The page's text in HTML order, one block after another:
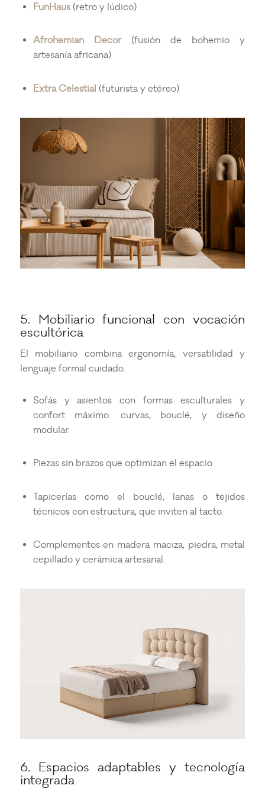
FunHaus(retro y lúdico)
Afrohemian Decor(fusión de bohemio y
artesanía africana)
Extra Celestial (futurista y etéreo)
5. Mobiliario funcional con vocación
escultórica
El mobiliario combina ergonomía, versatilidad y
lenguaje formal cuidado.
Sofás y asientos con formas esculturales y
confort máximo: curvas, bouclé, y diseño
modular.
Piezas sin brazos que optimizan el espacio.
Tapicerías como el bouclé, lanas o tejidos
técnicos con estructura, que inviten al tacto.
Complementos en madera maciza, piedra, metal
cepillado y cerámica artesanal.
6. Espacios adaptables y tecnología
integrada